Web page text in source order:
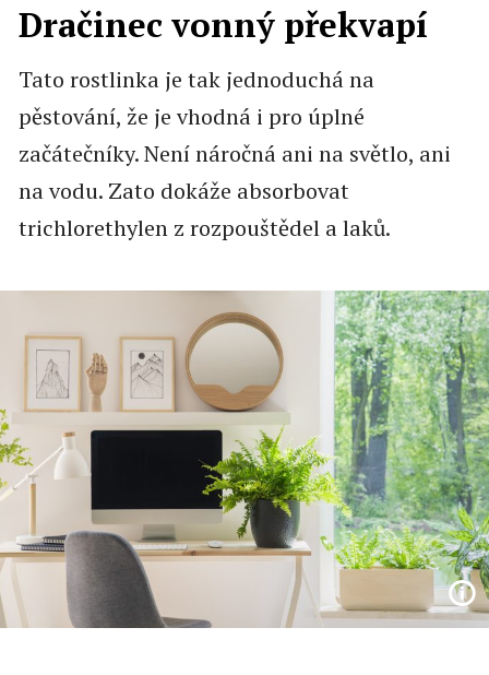
Dračinec vonný překvapí
Tato rostlinka je tak jednoduchá na
pěstování, že je vhodná i pro úplné
začátečníky. Není náročná ani na světlo, ani
na vodu. Zato dokáže absorbovat
trichlorethylen z rozpouštědel a laků.